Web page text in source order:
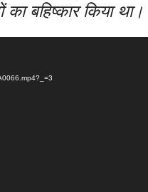
बहिष्कार किया था।